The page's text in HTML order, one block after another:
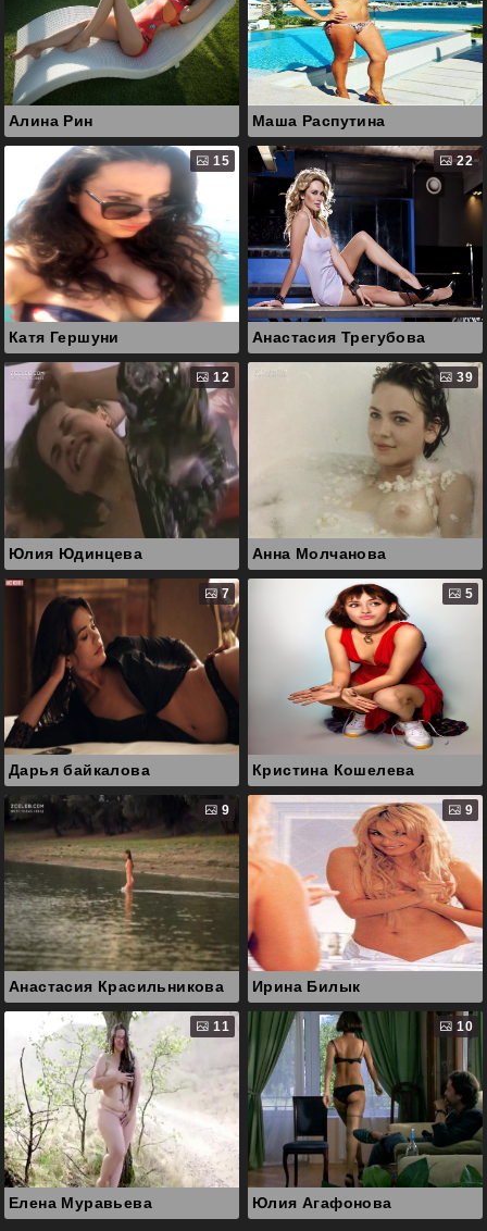
Алина Рин Маша Распутина
15
Катя Гершуни
22
Анастасия Трегубова
12
Юлия Юдинцева
39
Анна Молчанова
7
Дарья байкалова
5
Кристина Кошелева
9
Анастасия Красильникова
9
Ирина Билык
11
Елена Муравьева
10
Юлия Агафонова